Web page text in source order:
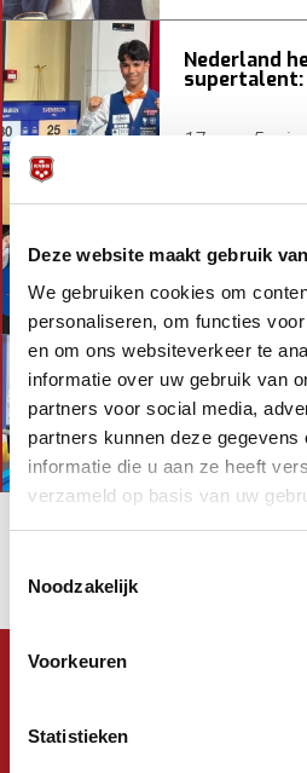
Deze website maakt gebruik
We gebruiken cookies om
personaliseren, om functies
en om ons websiteverkeer te
informatie over uw gebruik van
partners voor social media,
partners kunnen deze
informatie die u aan ze heeft
verzameld op basis van uw
Noodzakelijk
Voorkeuren
Statistieken
Nederland
supertalent:
17 uren 5 min
1 dag 17 uren
Vliegende
junioren
3 dagen 22
#knbb #carambole